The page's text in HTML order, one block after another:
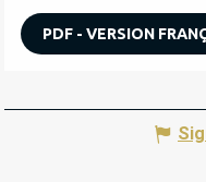
PDF - VERSION